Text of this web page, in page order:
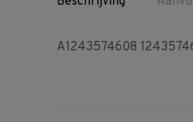
A1243574608